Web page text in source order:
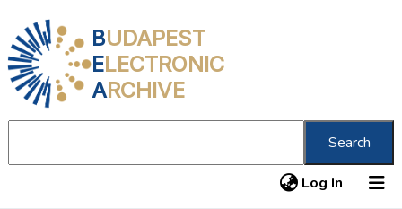
BUDAPEST
ELECTRONIC
ARCHIVE
Search
Log In (current)